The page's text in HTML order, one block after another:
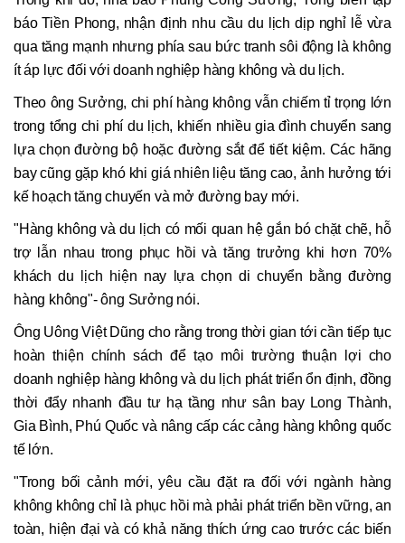
báo Tiền Phong, nhận định nhu cầu du lịch dịp nghỉ lễ vừa
qua tăng mạnh nhưng phía sau bức tranh sôi động là không
ít áp lực đối với doanh nghiệp hàng không và du lịch.
Theo ông Sưởng, chi phí hàng không vẫn chiếm tỉ trọng lớn
trong tổng chi phí du lịch, khiến nhiều gia đình chuyển sang
lựa chọn đường bộ hoặc đường sắt để tiết kiệm. Các hãng
bay cũng gặp khó khi giá nhiên liệu tăng cao, ảnh hưởng tới
kế hoạch tăng chuyến và mở đường bay mới.
"Hàng không và du lịch có mối quan hệ gắn bó chặt chẽ, hỗ
trợ lẫn nhau trong phục hồi và tăng trưởng khi hơn 70%
khách du lịch hiện nay lựa chọn di chuyển bằng đường
hàng không"- ông Sưởng nói.
Ông Uông Việt Dũng cho rằng trong thời gian tới cần tiếp tục
hoàn thiện chính sách để tạo môi trường thuận lợi cho
doanh nghiệp hàng không và du lịch phát triển ổn định, đồng
thời đẩy nhanh đầu tư hạ tầng như sân bay Long Thành,
Gia Bình, Phú Quốc và nâng cấp các cảng hàng không quốc
tế lớn.
"Trong bối cảnh mới, yêu cầu đặt ra đối với ngành hàng
không không chỉ là phục hồi mà phải phát triển bền vững, an
toàn, hiện đại và có khả năng thích ứng cao trước các biến